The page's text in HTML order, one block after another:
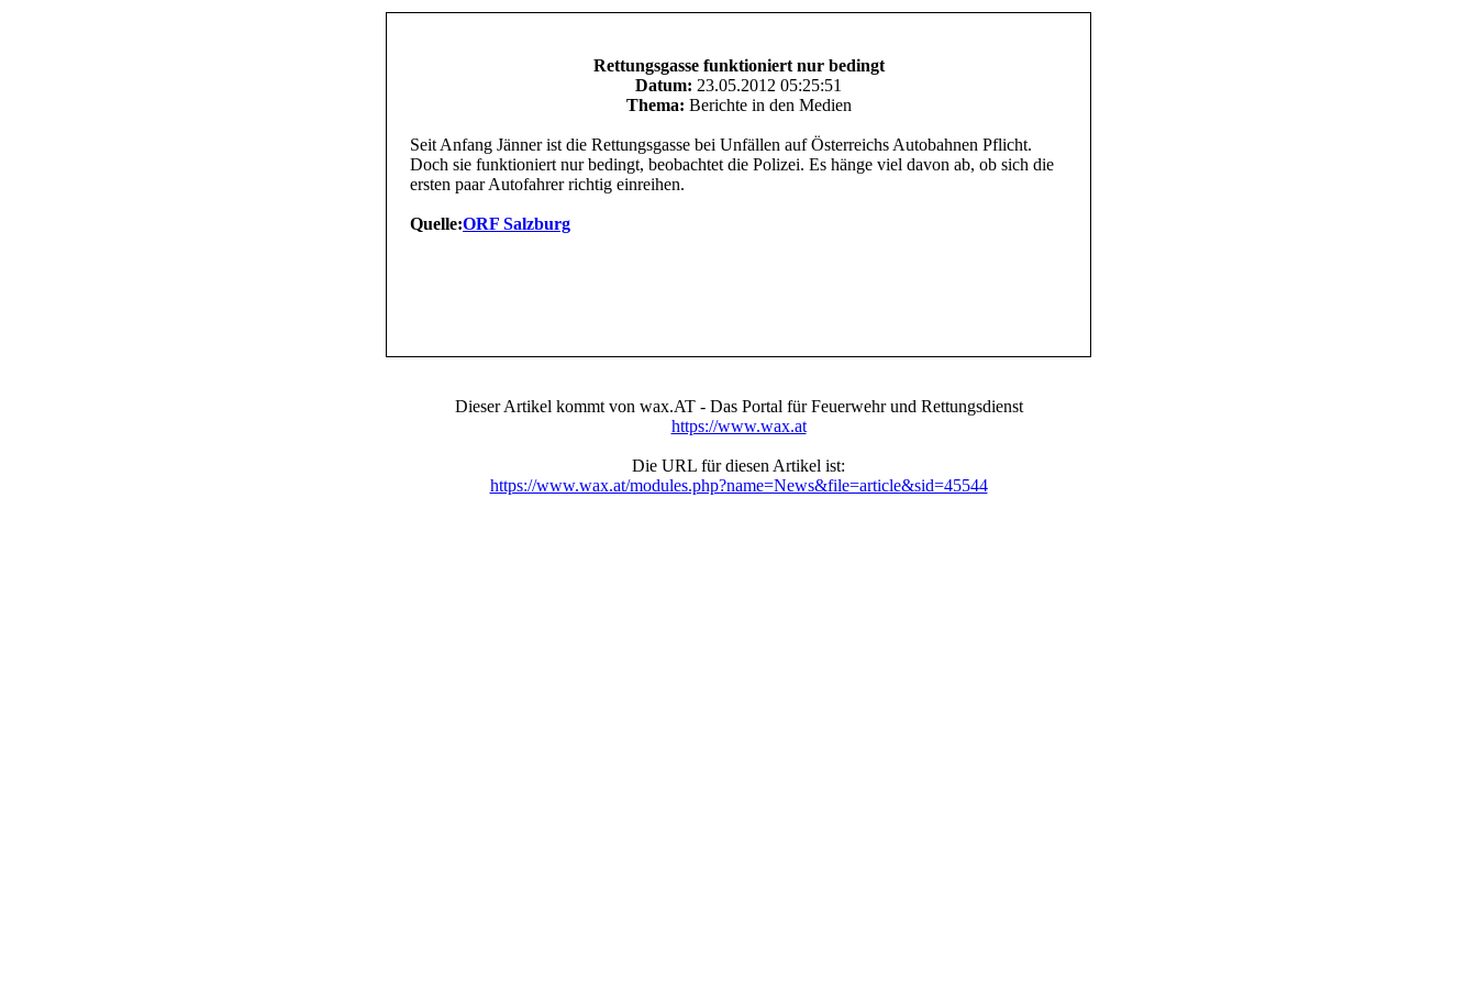
Rettungsgasse funktioniert nur bedingt
Datum: 23.05.2012 05:25:51
Thema: Berichte in den Medien
Seit Anfang Jänner ist die Rettungsgasse bei Unfällen auf Österreichs Autobahnen Pflicht.
Doch sie funktioniert nur bedingt, beobachtet die Polizei. Es hänge viel davon ab, ob sich die
ersten paar Autofahrer richtig einreihen.
Quelle:ORF Salzburg
Dieser Artikel kommt von wax.AT - Das Portal für Feuerwehr und Rettungsdienst
https://www.wax.at
Die URL für diesen Artikel ist:
https://www.wax.at/modules.php?name=News&file=article&sid=45544